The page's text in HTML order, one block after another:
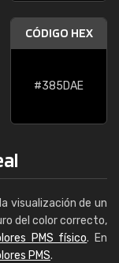
CÓDIGO HEX
#385DAE
visualización de un
del color correcto,
PMS físico. En
PMS.